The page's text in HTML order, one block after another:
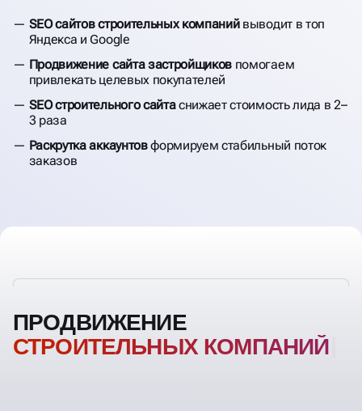
SEO сайтов строительных компанийвыводит в топ
Яндекса и Google
Продвижение сайта застройщиков помогаем
привлекать целевых покупателей
SEO строительного сайтаснижает стоимость лида в 2–
3 раза
Раскрутка аккаунтовформируем стабильный поток
заказов
ПРОДВИЖЕНИЕ
СТРОИТЕЛЬНЫХ КОМПАНИЙ